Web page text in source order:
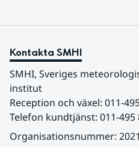
Kontakta SMHI
SMHI, Sveriges
institut
Reception och växel: 011-
Telefon kundtjänst: 011-495
Organisationsnummer: